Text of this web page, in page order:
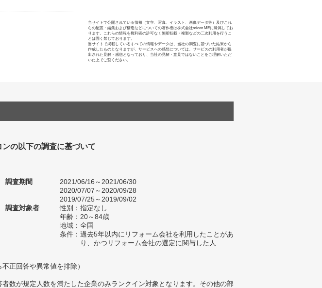
当サイトで公開されている情報（文字、写真、イラスト、画像データ等）及びこれ
らの配置・編集および構造などについての著作権は株式会社oricon MEに帰属してお
ります。これらの情報を権利者の許可なく無断転載・複製などの二次利用を行うこ
とは固く禁じております。
当サイトで掲載しているすべての情報やデータは、当社の調査に基づいた結果から
作成したものとなりますが、サービスへの感想については、サービスの利用者が提
出された見解・感想となっており、当社の見解・意見ではないことをご理解いただ
いた上でご覧ください。
の以下の調査に基づいて
調査期間
2021/06/16～2021/06/30
2020/07/07～2020/09/28
2019/07/25～2019/09/02
調査対象者
性別：指定なし
年齢：20～84歳
地域：全国
条件：過去5年以内にリフォーム会社を利用したことがあ
り、かつリフォーム会社の選定に関与した人
正回答や異常値を排除）
数が規定人数を満たした企業のみランクイン対象となります。その他の部